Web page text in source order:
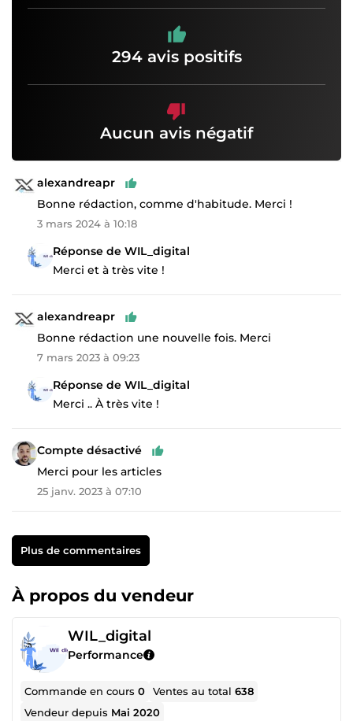
294 avis positifs
Aucun avis négatif
alexandreapr
Bonne rédaction, comme d'habitude. Merci !
3 mars 2024 à 10:18
Réponse de WIL_digital
Merci et à très vite !
alexandreapr
Bonne rédaction une nouvelle fois. Merci
7 mars 2023 à 09:23
Réponse de WIL_digital
Merci .. À très vite !
Compte désactivé
Merci pour les articles
25 janv. 2023 à 07:10
Plus de commentaires
À propos du vendeur
WIL_digital
Performance
Commande en cours0 Ventes au total638
Vendeur depuis Mai 2020